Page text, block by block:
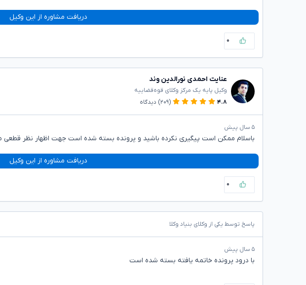
دریافت مشاوره از این وکیل
۰
عنایت احمدی نورالدین وند
وکیل پایه یک مرکز وکلای قوه‌قضاییه
۴.۸
(۲۰۹) دیدگاه
۵ سال پیش
باسلام ممکن است پیگیری نکرده باشید و پرونده بسته شده است جهت اظهار نظر قطعی
دریافت مشاوره از این وکیل
۰
پاسخ توسط یکی از وکلای بنیاد وکلا
۵ سال پیش
با درود پرونده خاتمه یافته بسته شده است